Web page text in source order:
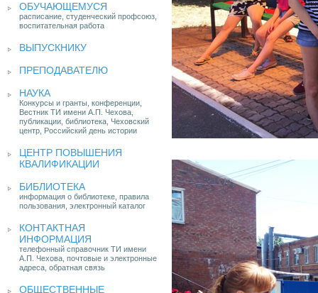
ОБУЧАЮЩЕМУСЯ
расписание, студенческий профсоюз,
воспитательная работа
ВЫПУСКНИКУ
ПРЕПОДАВАТЕЛЮ
НАУКА
Конкурсы и гранты, конференции,
Вестник ТИ имени А.П. Чехова,
публикации, библиотека, Чеховский
центр, Российский день истории
ЦЕНТР ПОВЫШЕНИЯ
КВАЛИФИКАЦИИ
БИБЛИОТЕКА
информация о библиотеке, правила
пользования, электронный каталог
КОНТАКТНАЯ
ИНФОРМАЦИЯ
телефонный справочник ТИ имени
А.П. Чехова, почтовые и электронные
адреса, обратная связь
ОБЩЕСТВЕННЫЕ